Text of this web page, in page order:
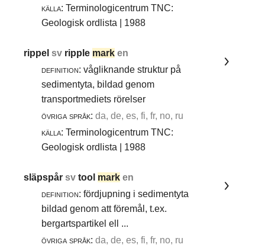
källa: Terminologicentrum TNC:
Geologisk ordlista | 1988
rippelsv ripple mark en
definition: vågliknande struktur på
sedimentyta, bildad genom
transportmediets rörelser
övriga språk: da, de, es, fi, fr, no, ru
källa: Terminologicentrum TNC:
Geologisk ordlista | 1988
släpspårsvtool mark en
definition: fördjupning i sedimentyta
bildad genom att föremål, t.ex.
bergartspartikel ell ...
övriga språk: da, de, es, fi, fr, no, ru